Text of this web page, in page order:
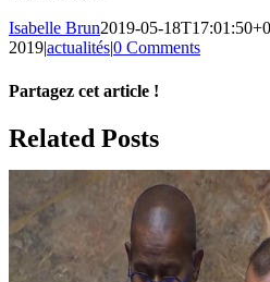
Isabelle Brun2019-05-
2019|actualités|0 Comments
Partagez cet article !
Facebook
X
Reddit
LinkedIn
WhatsApp
Telegram
Tumblr
Pinterest
Vk
Xing
Email
Related Posts